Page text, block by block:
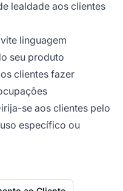
lealdade aos clientes
linguagem
seu produto
clientes fazer
se aos clientes pelo
específico ou